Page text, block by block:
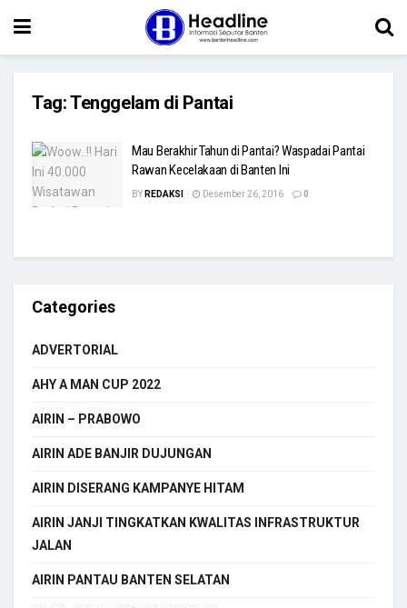
Tag:Tenggelam di Pantai
Mau Berakhir Tahun di Pantai? Waspadai Pantai
Rawan Kecelakaan di Banten Ini
BY REDAKSI Desember 26, 2016 0
Categories
ADVERTORIAL
AHY A MAN CUP 2022
AIRIN – PRABOWO
AIRIN ADE BANJIR DUJUNGAN
AIRIN DISERANG KAMPANYE HITAM
AIRIN JANJI TINGKATKAN KWALITAS INFRASTRUKTUR
JALAN
AIRIN PANTAU BANTEN SELATAN